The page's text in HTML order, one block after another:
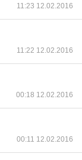
11:23 12.02.2016
11:22 12.02.2016
00:18 12.02.2016
00:11 12.02.2016